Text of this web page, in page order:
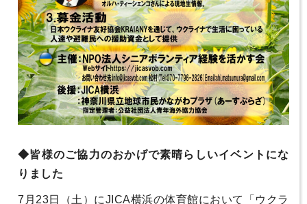
◆皆様のご協力のおかげで素晴らしいイベントにな
りました
7月23日（土）にJICA横浜の体育館において「ウクラ